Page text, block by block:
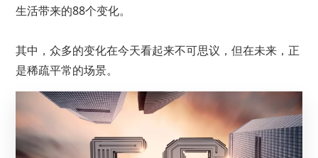
生活带来的88个变化。
其中，众多的变化在今天看起来不可思议，但在未来，正
是稀疏平常的场景。